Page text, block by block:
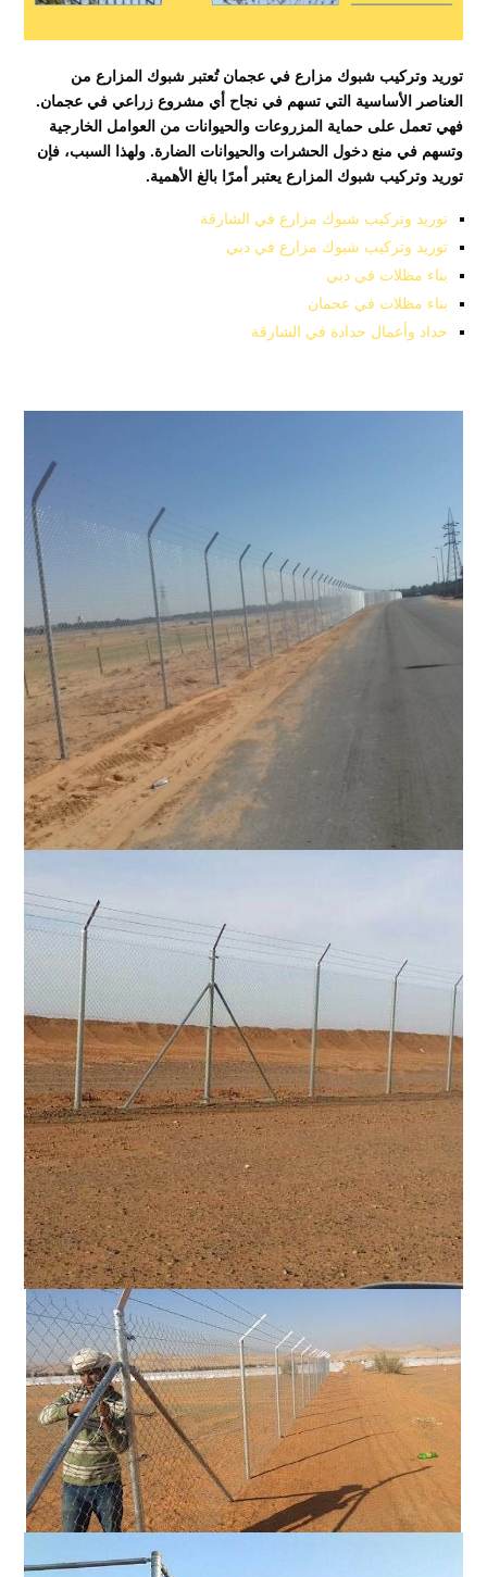
توريد وتركيب شبوك مزارع في عجمان تُعتبر شبوك المزارع من
العناصر الأساسية التي تسهم في نجاح أي مشروع زراعي في عجمان.
فهي تعمل على حماية المزروعات والحيوانات من العوامل الخارجية
وتسهم في منع دخول الحشرات والحيوانات الضارة. ولهذا السبب، فإن
توريد وتركيب شبوك المزارع يعتبر أمرًا بالغ الأهمية.
توريد وتركيب شبوك مزارع في الشارقة
توريد وتركيب شبوك مزارع في دبي
بناء مظلات في دبي
بناء مظلات في عجمان
حداد وأعمال حدادة في الشارقة